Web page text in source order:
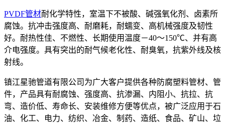
PVDF管材耐化学特性，室温下不被酸、碱强氧化剂、卤素所
腐蚀。抗冲击强度高、耐磨耗，耐蠕变、高机械强度及韧性
好。耐热性佳、不燃性、长期使用温度－40～150℃、并有高
介电强度。具有突出的耐气候老化性、耐臭氧，抗紫外线及核
射线。
镇江星驰管道有限公司为广大客户提供各种防腐塑料管材、管
件，产品具有耐腐蚀、强度高、抗渗漏、内阻小、抗拉、抗
弯、造价低、寿命长、安装维修方便等优点，被广泛应用于石
油、化工、电力、纺织、冶金、制药、造纸、食品、矿山、垃